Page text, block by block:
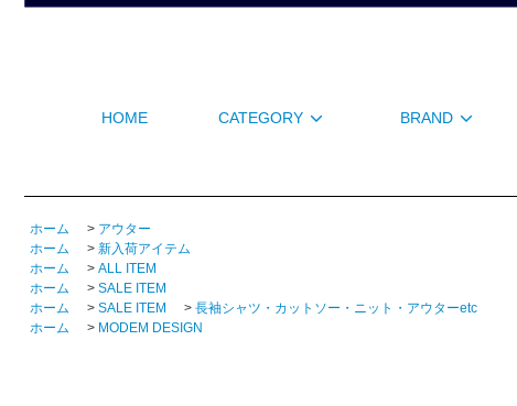
HOME CATEGORY BRAND
ホーム > アウター
ホーム
> 新入荷アイテム
ホーム
> ALL ITEM
ホーム
> SALE ITEM
ホーム
> SALE ITEM > 長袖シャツ・カットソー・ニット・アウターetc
ホーム
> MODEM DESIGN